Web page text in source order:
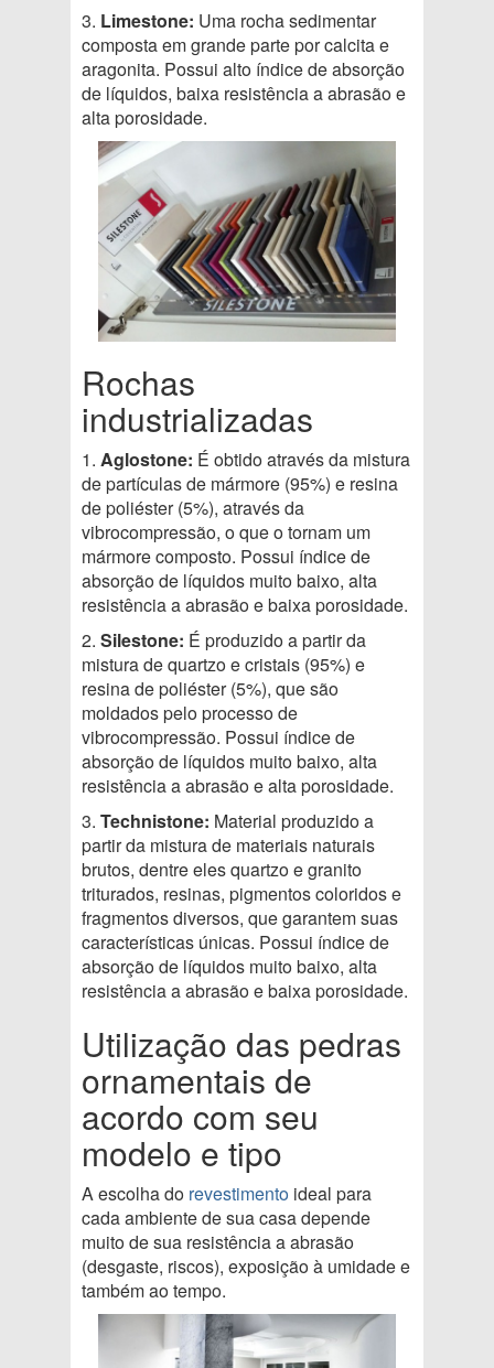
3. Limestone: Uma rocha sedimentar
composta em grande parte por calcita e
aragonita. Possui alto índice de absorção
de líquidos, baixa resistência a abrasão e
alta porosidade.
Rochas
industrializadas
1. Aglostone: É obtido através da mistura
de partículas de mármore (95%) e resina
de poliéster (5%), através da
vibrocompressão, o que o tornam um
mármore composto. Possui índice de
absorção de líquidos muito baixo, alta
resistência a abrasão e baixa porosidade.
2. Silestone: É produzido a partir da
mistura de quartzo e cristais (95%) e
resina de poliéster (5%), que são
moldados pelo processo de
vibrocompressão. Possui índice de
absorção de líquidos muito baixo, alta
resistência a abrasão e alta porosidade.
3. Technistone: Material produzido a
partir da mistura de materiais naturais
brutos, dentre eles quartzo e granito
triturados, resinas, pigmentos coloridos e
fragmentos diversos, que garantem suas
características únicas. Possui índice de
absorção de líquidos muito baixo, alta
resistência a abrasão e baixa porosidade.
Utilização das pedras
ornamentais de
acordo com seu
modelo e tipo
A escolha do revestimento ideal para
cada ambiente de sua casa depende
muito de sua resistência a abrasão
(desgaste, riscos), exposição à umidade e
também ao tempo.